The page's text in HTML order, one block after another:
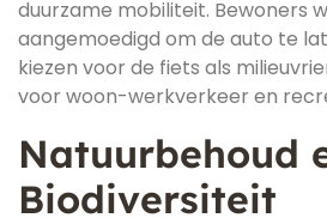
duurzame mobiliteit. Bewoners
aangemoedigd om de auto te
kiezen voor de fiets als
voor woon-werkverkeer en
Natuurbehoud
Biodiversiteit